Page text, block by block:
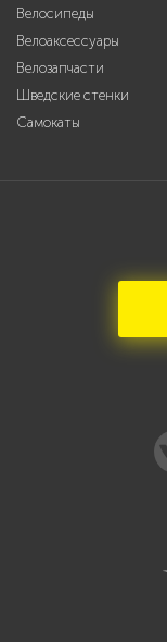
Велосипеды
Велоаксессуары
Велозапчасти
Шведские стенки
Самокаты